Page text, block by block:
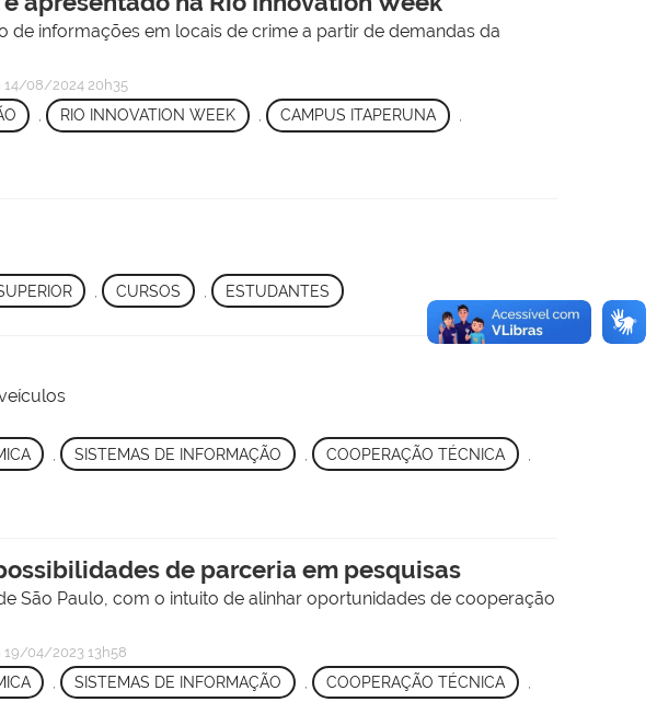
informações em locais de crime a partir de demandas da
14/08/2024 20h35
, RIO INNOVATION WEEK , CAMPUS ITAPERUNA ,
, CURSOS , ESTUDANTES
, SISTEMAS DE INFORMAÇÃO , COOPERAÇÃO TÉCNICA
de parceria em pesquisas
São Paulo, com o intuito de alinhar oportunidades de cooperação
19/04/2023 13h58
, SISTEMAS DE INFORMAÇÃO , COOPERAÇÃO TÉCNICA